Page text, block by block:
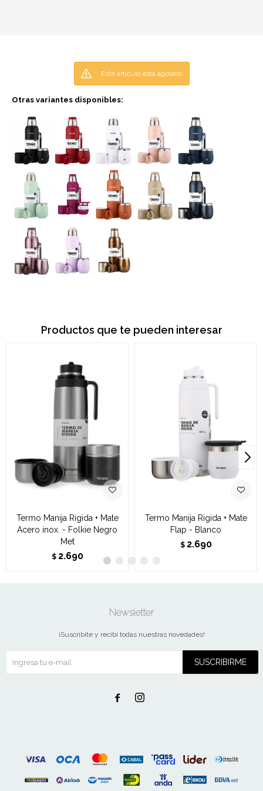
Este artículo está agotado.
Otras variantes disponibles:
Productos que te pueden interesar
Termo Manija Rigida + Mate
Acero inox. - Folkie Negro
Met
$ 2.690
Termo Manija Rigida + Mate
Flap - Blanco
$ 2.690
Newsletter
¡Suscribite y recibí todas nuestras novedades!
SUSCRIBIRME
 